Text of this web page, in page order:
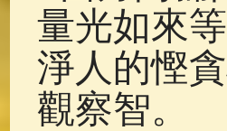
量光如來
淨人的慳
觀察智。